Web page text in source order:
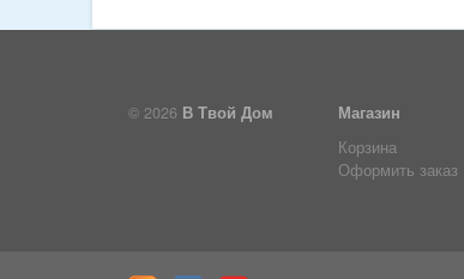
© 2026 В Твой Дом
Магазин
Корзина
Оформить заказ